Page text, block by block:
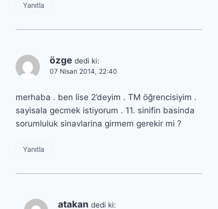
Yanıtla
özge dedi ki:
07 Nisan 2014, 22:40
merhaba . ben lise 2’deyim . TM öğrencisiyim .
sayisala gecmek istiyorum . 11. sinifin basinda
sorumluluk sinavlarina girmem gerekir mi ?
Yanıtla
atakan dedi ki: